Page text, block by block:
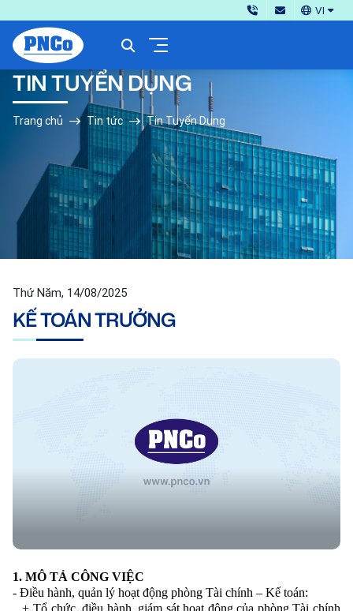
VI
TIN TUYỂN DỤNG
Trang chủ Tin tức Tin Tuyển Dụng
Thứ Năm, 14/08/2025
KẾ TOÁN TRƯỞNG
1. MÔ TẢ CÔNG VIỆC
- Điều hành, quản lý hoạt động phòng Tài chính – Kế toán:
+ Tổ chức, điều hành, giám sát hoạt động của phòng Tài chính